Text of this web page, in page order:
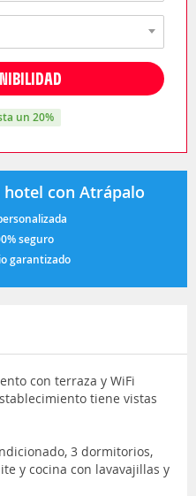
un 20%
con Atrápalo
seguro
garantizado
con terraza y WiFi
tiene vistas
3 dormitorios,
y cocina con lavavajillas y